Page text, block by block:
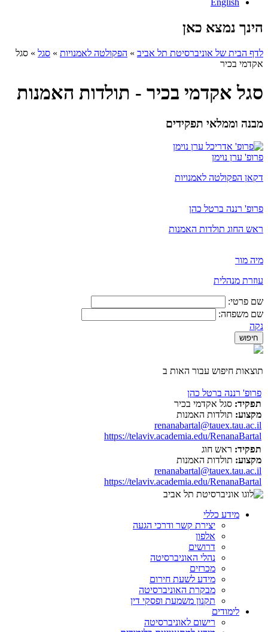
English
הינך נמצא כאן
לדף הבית של אוניברסיטת תל אביב » הפקולטה לאמנויות » סגל » סגל
אקדמי בכיר
סגל אקדמי בכיר - תולדות האמנות
מבנה וממלאי תפקידים
פרופ' ערן נוימן
דקאן הפקולטה לאמנויות
פרופ' רננה ברטל כהן
ראש החוג תולדות האמנות
מיה מור
​עוזרת מנהלית
שם פרטי:
שם משפחה:
נקה
תוצאות חיפוש עבור האות ב
פרופ' רננה ברטל כהן
תפקיד: סגל אקדמי בכיר
מקצוע: תולדות האמנות
renanabartal@tauex.tau.ac.il
https://telaviv.academia.edu/RenanaBartal
תפקיד: ראש חוג
מקצוע: תולדות האמנות
renanabartal@tauex.tau.ac.il
https://telaviv.academia.edu/RenanaBartal
מידע כללי
יצירת קשר ודרכי הגעה
אלפון
דרושים
נהלי האוניברסיטה
מכרזים
מידע לשעת חירום
מבקרת האוניברסיטה
תקנון משמעת ופסקי דין
לימודים
רישום לאוניברסיטה